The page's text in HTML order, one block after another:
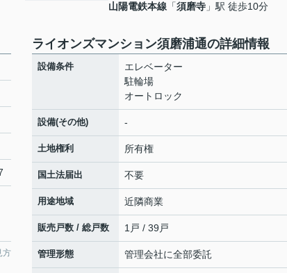
山陽電鉄本線 「須磨寺 」駅 徒歩10分
方
ライオンズマンション須磨浦通の詳細情報
設備条件
エレベーター
駐輪場
オートロック
設備(その他) -
土地権利 所有権
国土法届出 不要
用途地域 近隣商業
販売戸数 / 総戸数 1戸 / 39戸
管理形態 管理会社に全部委託